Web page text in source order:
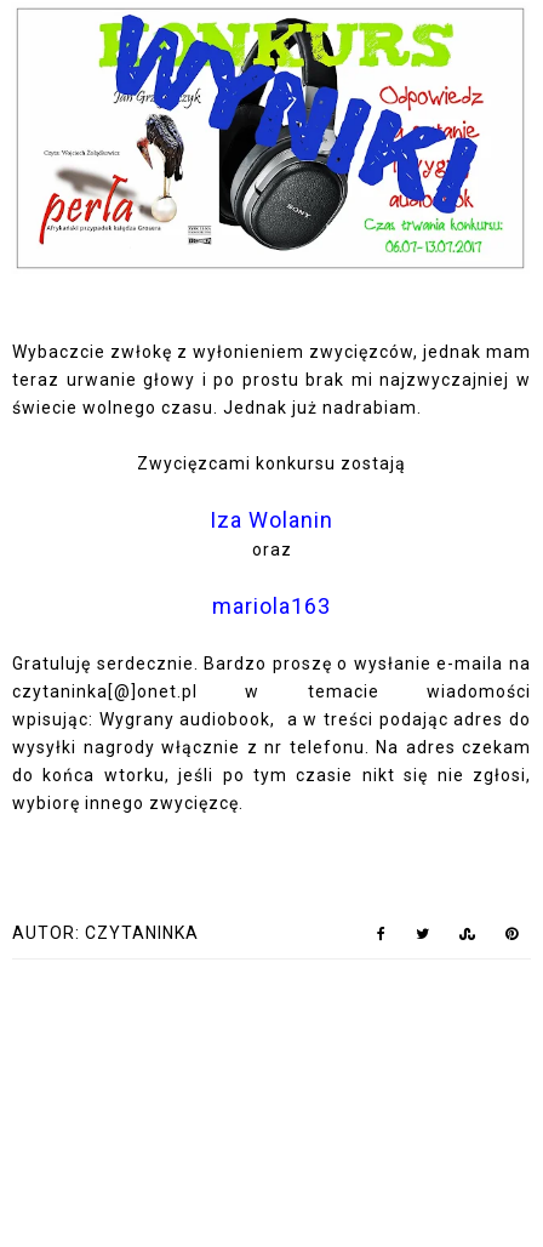
Wybaczcie zwłokę z wyłonieniem zwycięzców, jednak mam
teraz urwanie głowy i po prostu brak mi najzwyczajniej w
świecie wolnego czasu. Jednak już nadrabiam.
Zwycięzcami konkursu zostają
Iza Wolanin
oraz
mariola163
Gratuluję serdecznie. Bardzo proszę o wysłanie e-maila na
czytaninka[@]onet.pl w temacie wiadomości
wpisując: Wygrany audiobook, a w treści podając adres do
wysyłki nagrody włącznie z nr telefonu. Na adres czekam
do końca wtorku, jeśli po tym czasie nikt się nie zgłosi,
wybiorę innego zwycięzcę.
AUTOR: CZYTANINKA